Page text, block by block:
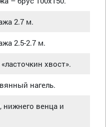
2.7 м.
2.5-2.7 м.
хвост».
нагель.
нижнего венца и